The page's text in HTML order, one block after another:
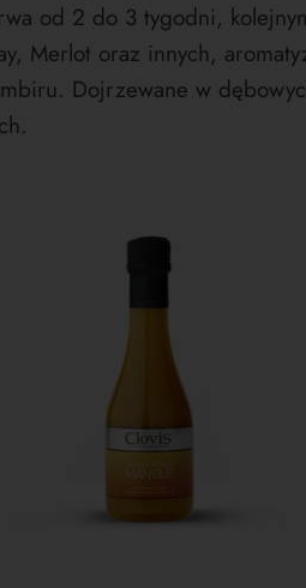
od 2 do 3 tygodni,
Merlot oraz innych,
Dojrzewane w